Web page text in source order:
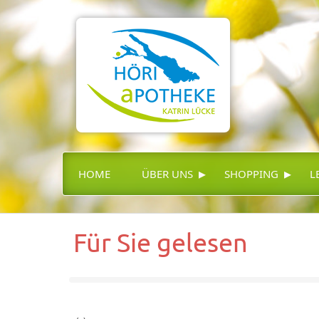
HOME ÜBER UNS ▸ SHOPPING ▸
Für Sie gelesen